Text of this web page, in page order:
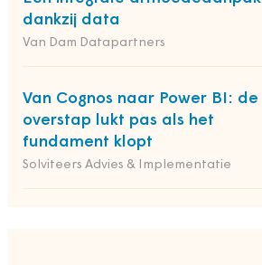
dankzij data
Van Dam Datapartners
Van Cognos naar Power BI: de
overstap lukt pas als het
fundament klopt
Solviteers Advies & Implementatie